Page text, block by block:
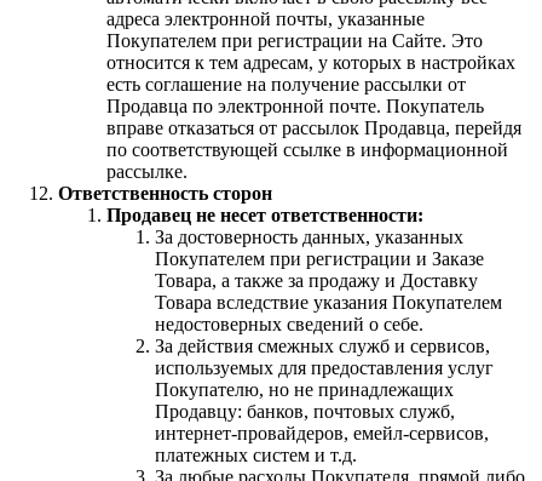
адреса электронной почты, указанные
Покупателем при регистрации на Сайте. Это
относится к тем адресам, у которых в настройках
есть соглашение на получение рассылки от
Продавца по электронной почте. Покупатель
вправе отказаться от рассылок Продавца, перейдя
по соответствующей ссылке в информационной
рассылке.
Ответственность сторон
Продавец не несет ответственности:
За достоверность данных, указанных
Покупателем при регистрации и Заказе
Товара, а также за продажу и Доставку
Товара вследствие указания Покупателем
недостоверных сведений о себе.
За действия смежных служб и сервисов,
используемых для предоставления услуг
Покупателю, но не принадлежащих
Продавцу: банков, почтовых служб,
интернет-провайдеров, емейл-сервисов,
платежных систем и т.д.
За любые расходы Покупателя, прямой либо